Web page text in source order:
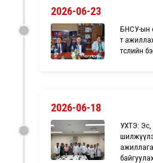
2026-06-23
БНСУ-ын
т
төслийн
2026-06-18
УХТЭ: Эс,